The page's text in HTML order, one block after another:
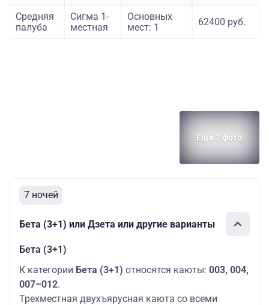
Средняя
палуба
Сигма 1-
местная
Основных
мест: 1
62400 руб.
Еще 7 фото
7 ночей
Бета (3+1) или Дзета или другие варианты
Бета (3+1)
К категории Бета (3+1) относятся каюты: 003, 004,
007–012.
Трехместная двухъярусная каюта со всеми